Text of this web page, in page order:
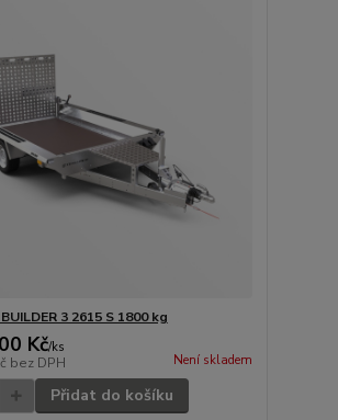
3 2615 S 1800 kg
Kč/ks
bez DPH Není skladem
Přidat do košíku